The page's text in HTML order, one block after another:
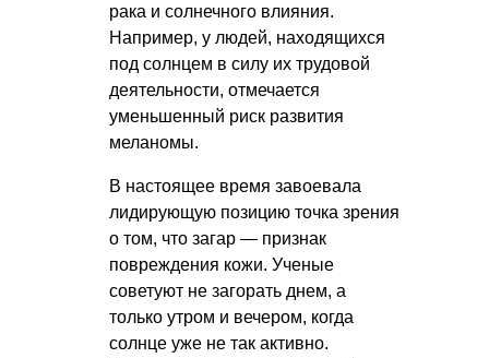
рака и солнечного влияния.
Например, у людей, находящихся
под солнцем в силу их трудовой
деятельности, отмечается
уменьшенный риск развития
меланомы.
В настоящее время завоевала
лидирующую позицию точка зрения
о том, что загар — признак
повреждения кожи. Ученые
советуют не загорать днем, а
только утром и вечером, когда
солнце уже не так активно.